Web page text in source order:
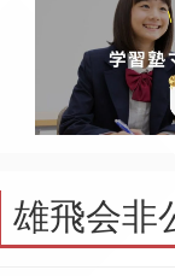
雄飛会非